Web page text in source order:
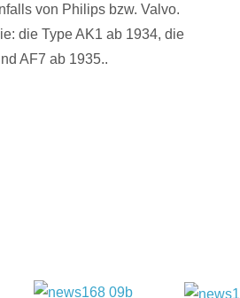
von Philips bzw. Valvo.
die Type AK1 ab 1934, die
AF7 ab 1935..